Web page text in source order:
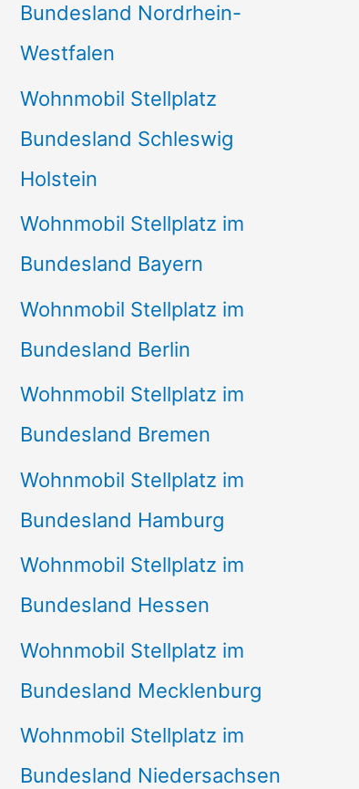
a
c
h
:
Bundesland Nordrhein-
Westfalen
Wohnmobil Stellplatz
Bundesland Schleswig
Holstein
Wohnmobil Stellplatz im
Bundesland Bayern
Wohnmobil Stellplatz im
Bundesland Berlin
Wohnmobil Stellplatz im
Bundesland Bremen
Wohnmobil Stellplatz im
Bundesland Hamburg
Wohnmobil Stellplatz im
Bundesland Hessen
Wohnmobil Stellplatz im
Bundesland Mecklenburg
Wohnmobil Stellplatz im
Bundesland Niedersachsen